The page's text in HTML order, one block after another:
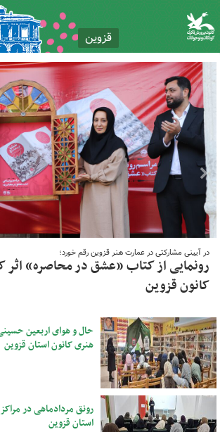
قزوین
در آیینی مشارکتی در عمارت هنر قزوین رقم خورد؛
رونمایی از کتاب «عشق در محاصره»
کانون قزوین
حال و هوای اربعین
هنری کانون استان قزوین
رونق مردادماهی در
استان قزوین